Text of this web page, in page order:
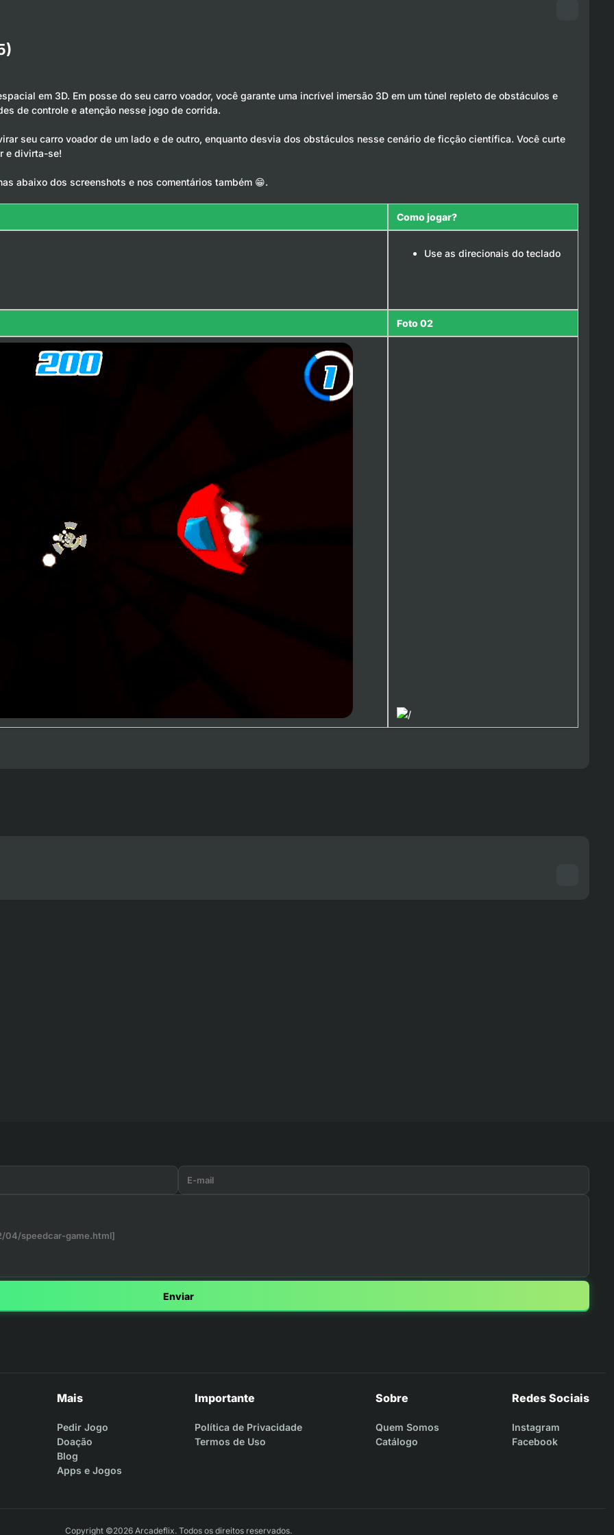
em 3D. Em posse do seu carro voador, você garante uma incrível imersão 3D em um túnel repleto de obstáculos e
de controle e atenção nesse jogo de corrida.
seu carro voador de um lado e de outro, enquanto desvia dos obstáculos nesse cenário de ficção científica. Você curte
e divirta-se!
abaixo dos screenshots e nos comentários também 😁.
Como jogar?
Use as direcionais do teclado
Foto 02
Enviar
Mais
Pedir Jogo
Doação
Blog
Apps e Jogos
Importante
Política de Privacidade
Termos de Uso
Sobre
Quem Somos
Catálogo
Redes Sociais
Instagram
Facebook
Copyright ©2026 Arcadeflix. Todos os direitos reservados.